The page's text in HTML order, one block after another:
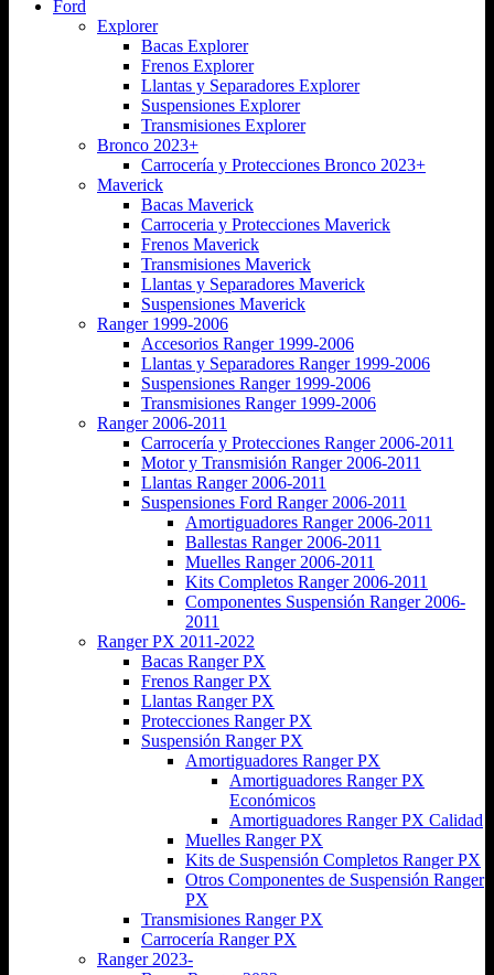
Ford
Explorer
Bacas Explorer
Frenos Explorer
Llantas y Separadores Explorer
Suspensiones Explorer
Transmisiones Explorer
Bronco 2023+
Carrocería y Protecciones Bronco 2023+
Maverick
Bacas Maverick
Carroceria y Protecciones Maverick
Frenos Maverick
Transmisiones Maverick
Llantas y Separadores Maverick
Suspensiones Maverick
Ranger 1999-2006
Accesorios Ranger 1999-2006
Llantas y Separadores Ranger 1999-2006
Suspensiones Ranger 1999-2006
Transmisiones Ranger 1999-2006
Ranger 2006-2011
Carrocería y Protecciones Ranger 2006-2011
Motor y Transmisión Ranger 2006-2011
Llantas Ranger 2006-2011
Suspensiones Ford Ranger 2006-2011
Amortiguadores Ranger 2006-2011
Ballestas Ranger 2006-2011
Muelles Ranger 2006-2011
Kits Completos Ranger 2006-2011
Componentes Suspensión Ranger 2006-
2011
Ranger PX 2011-2022
Bacas Ranger PX
Frenos Ranger PX
Llantas Ranger PX
Protecciones Ranger PX
Suspensión Ranger PX
Amortiguadores Ranger PX
Amortiguadores Ranger PX
Económicos
Amortiguadores Ranger PX Calidad
Muelles Ranger PX
Kits de Suspensión Completos Ranger PX
Otros Componentes de Suspensión Ranger
PX
Transmisiones Ranger PX
Carrocería Ranger PX
Ranger 2023-